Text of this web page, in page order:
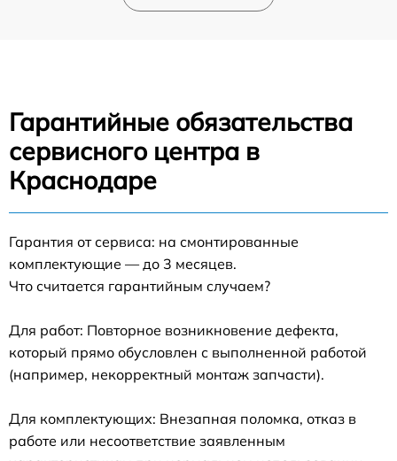
Гарантийные обязательства
сервисного центра в
Краснодаре
Гарантия от сервиса: на смонтированные
комплектующие — до 3 месяцев.
Что считается гарантийным случаем?
Для работ: Повторное возникновение дефекта,
который прямо обусловлен с выполненной работой
(например, некорректный монтаж запчасти).
Для комплектующих: Внезапная поломка, отказ в
работе или несоответствие заявленным